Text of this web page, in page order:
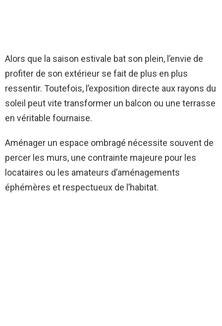
Alors que la saison estivale bat son plein, l’envie de
profiter de son extérieur se fait de plus en plus
ressentir. Toutefois, l’exposition directe aux rayons du
soleil peut vite transformer un balcon ou une terrasse
en véritable fournaise.
Aménager un espace ombragé nécessite souvent de
percer les murs, une contrainte majeure pour les
locataires ou les amateurs d’aménagements
éphémères et respectueux de l’habitat.